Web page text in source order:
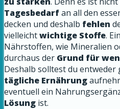
Tagesbedarfan all den
decken und deshalb fehlen
vielleichtwichtige Stoffe.
Nährstoffen, wie Mineralien
durchaus der Grund für
Deshalb solltest du entweder
tägliche Ernährung
eventuell ein
Lösung ist.